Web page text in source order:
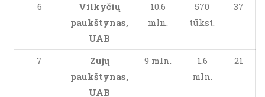
6
Vilkyčių
paukštynas,
UAB
10.6
mln.
570
tūkst.
37
7
Zujų
paukštynas,
UAB
9 mln.
1.6
mln.
21